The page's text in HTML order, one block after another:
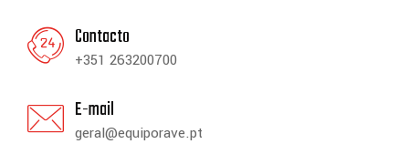
Contacto
+351 263200700
E-mail
geral@equiporave.pt